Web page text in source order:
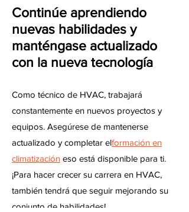
Continúe aprendiendo
nuevas habilidades y
manténgase actualizado
con la nueva tecnología
Como técnico de HVAC, trabajará
constantemente en nuevos proyectos y
equipos. Asegúrese de mantenerse
actualizado y completar elformación en
climatización eso está disponible para ti.
¡Para hacer crecer su carrera en HVAC,
también tendrá que seguir mejorando su
conjunto de habilidades!